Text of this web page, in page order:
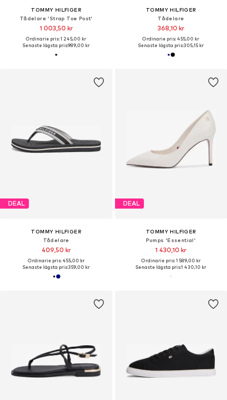
TOMMY HILFIGER
Tådelare 'Strap Toe Post'
1 003,50 kr
Ordinarie pris: 1 245,00 kr
Senaste lägsta pris:989,00 kr
TOMMY HILFIGER
Tådelare
368,10 kr
Ordinarie pris: 455,00 kr
Senaste lägsta pris:305,15 kr
DEAL
TOMMY HILFIGER
Tådelare
409,50 kr
Ordinarie pris: 455,00 kr
Senaste lägsta pris:359,00 kr
DEAL
TOMMY HILFIGER
Pumps 'Essential'
1 430,10 kr
Ordinarie pris: 1 589,00 kr
Senaste lägsta pris:1 430,10 kr